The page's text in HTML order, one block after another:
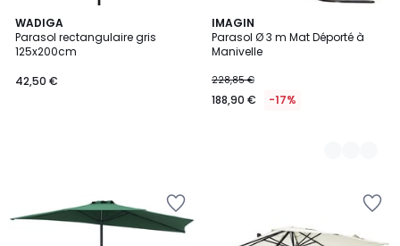
WADIGA
Parasol rectangulaire gris
125x200cm
42,50 €
IMAGIN
Parasol Ø 3 m Mat Déporté à
Manivelle
228,85 €
188,90 € -17%
3
Couleurs